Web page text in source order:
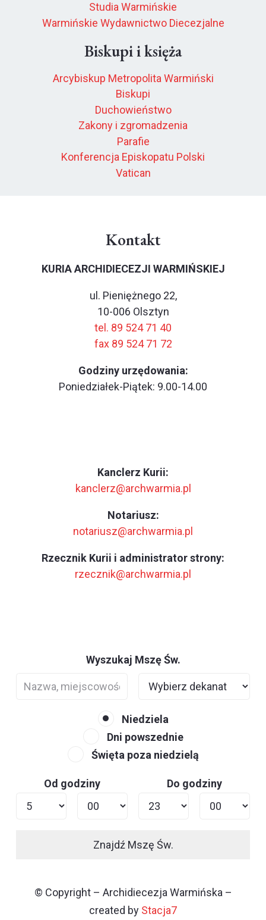
Studia Warmińskie
Warmińskie Wydawnictwo Diecezjalne
Biskupi i księża
Arcybiskup Metropolita Warmiński
Biskupi
Duchowieństwo
Zakony i zgromadzenia
Parafie
Konferencja Episkopatu Polski
Vatican
Kontakt
KURIA ARCHIDIECEZJI WARMIŃSKIEJ
ul. Pieniężnego 22,
10-006 Olsztyn
tel. 89 524 71 40
fax 89 524 71 72
Godziny urzędowania:
Poniedziałek-Piątek: 9.00-14.00
Kanclerz Kurii:
kanclerz@archwarmia.pl
Notariusz:
notariusz@archwarmia.pl
Rzecznik Kurii i administrator strony:
rzecznik@archwarmia.pl
Wyszukaj Mszę Św.
Niedziela
Dni powszednie
Święta poza niedzielą
Od godziny Do godziny
Znajdź Mszę Św.
© Copyright – Archidiecezja Warmińska –
created by Stacja7